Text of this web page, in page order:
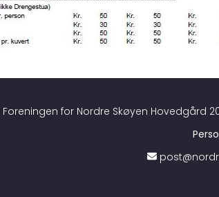
Foreningen for Nordre Skøyen Hovedgård